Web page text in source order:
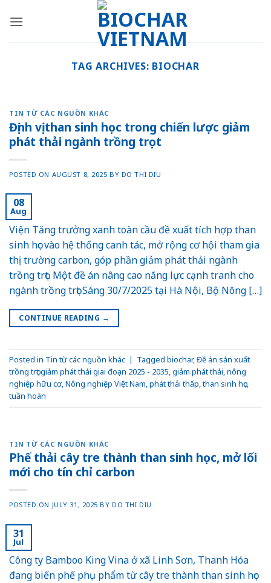
TAG ARCHIVES: BIOCHAR
TIN TỪ CÁC NGUỒN KHÁC
Định vị than sinh học trong chiến lược giảm
phát thải ngành trồng trọt
POSTED ON AUGUST 8, 2025 BY DO THI DIU
08
Aug
Viện Tăng trưởng xanh toàn cầu đề xuất tích hợp than
sinh học vào hệ thống canh tác, mở rộng cơ hội tham gia
thị trường carbon, góp phần giảm phát thải ngành
trồng trọt. Một đề án nâng cao năng lực cạnh tranh cho
ngành trồng trọt Sáng 30/7/2025 tại Hà Nội, Bộ Nông […]
CONTINUE READING →
Posted in Tin từ các nguồn khác | Tagged biochar,Đề án sản xuất
trồng trọt giảm phát thải giai đoạn 2025 - 2035,giảm phát thải,nông
nghiệp hữu cơ,Nông nghiệp Việt Nam,phát thải thấp,than sinh học,
tuần hoàn
TIN TỪ CÁC NGUỒN KHÁC
Phế thải cây tre thành than sinh học, mở lối
mới cho tín chỉ carbon
POSTED ON JULY 31, 2025 BYDO THI DIU
31
Jul
Công ty Bamboo King Vina ở xã Linh Sơn, Thanh Hóa
đang biến phế phụ phẩm từ cây tre thành than sinh học